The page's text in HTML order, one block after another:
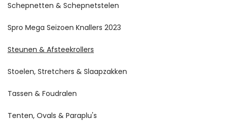
Schepnetten & Schepnetstelen
Spro Mega Seizoen Knallers 2023
Steunen & Afsteekrollers
Stoelen, Stretchers & Slaapzakken
Tassen & Foudralen
Tenten, Ovals & Paraplu's